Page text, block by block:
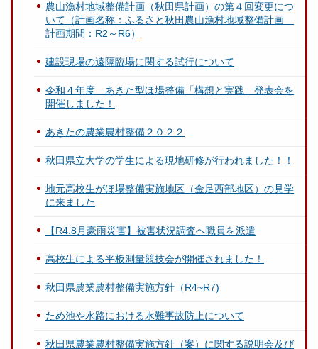
農山漁村地域整備計画（秋田県計画）の第４回変更につ
いて（計画名称：ふるさと秋田農山漁村地域整備計画
計画期間：R2～R6）
建設現場の遠隔臨場に関する試行について
令和４年度 あきた型ほ場整備「構想と実践」発表会を
開催しました！
あきたの農業農村整備２０２２
秋田県立大学の学生による現地研修が行われました！！
地元高校生がほ場整備実施地区（金足西部地区）の見学
に来ました
【R4.8月豪雨災害】被害状況調査へ職員を派遣
高校生による平板測量競技会が開催されました！
秋田県農業農村整備実施方針（R4~R7)
ため池や水路における水難事故防止について
秋田県農業農村整備実施方針（案）に関する説明会及び